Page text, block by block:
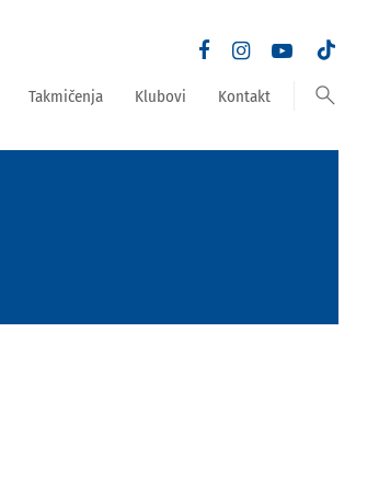
Takmičenja Klubovi Kontakt search